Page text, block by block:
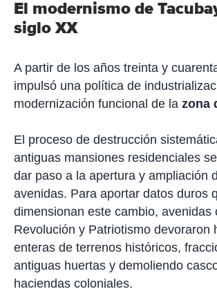
El modernismo de
siglo XX
A partir de los años treinta y
impulsó una política de
modernización funcional de la zona
El proceso de destrucción
antiguas mansiones residenciales
dar paso a la apertura y ampliación
avenidas. Para aportar datos duros
dimensionan este cambio, avenidas
Revolución y Patriotismo devoraron
enteras de terrenos históricos,
antiguas huertas y demoliendo
haciendas coloniales.